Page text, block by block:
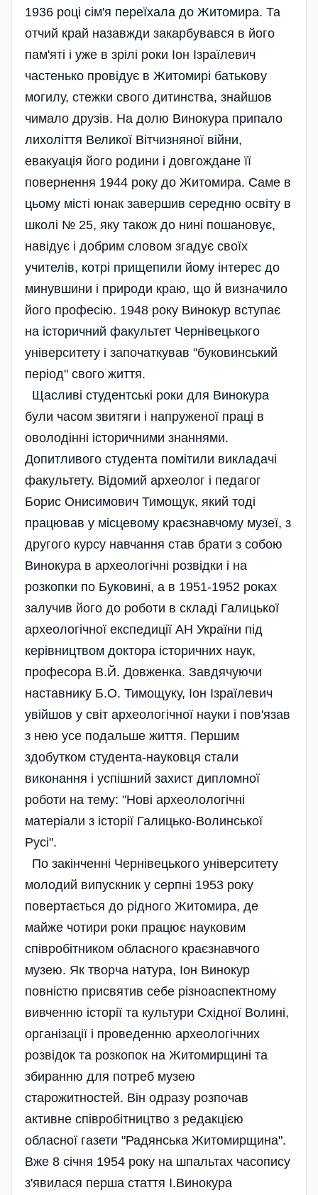
1936 році сім'я переїхала до Житомира. Та
отчий край назавжди закарбувався в його
пам'яті і уже в зрілі роки Іон Ізраїлевич
частенько провідує в Житомирі батькову
могилу, стежки свого дитинства, знайшов
чимало друзів. На долю Винокура припало
лихоліття Великої Вітчизняної війни,
евакуація його родини і довгождане її
повернення 1944 року до Житомира. Саме в
цьому місті юнак завершив середню освіту в
школі № 25, яку також до нині пошановує,
навідує і добрим словом згадує своїх
учителів, котрі прищепили йому інтерес до
минувшини і природи краю, що й визначило
його професію. 1948 року Винокур вступає
на історичний факультет Чернівецького
університету і започаткував "буковинський
період" свого життя.
Щасливі студентські роки для Винокура
були часом звитяги і напруженої праці в
оволодінні історичними знаннями.
Допитливого студента помітили викладачі
факультету. Відомий археолог і педагог
Борис Онисимович Тимощук, який тоді
працював у місцевому краєзнавчому музеї, з
другого курсу навчання став брати з собою
Винокура в археологічні розвідки і на
розкопки по Буковині, а в 1951-1952 роках
залучив його до роботи в складі Галицької
археологічної експедиції АН України під
керівництвом доктора історичних наук,
професора В.Й. Довженка. Завдячуючи
наставнику Б.О. Тимощуку, Іон Ізраїлевич
увійшов у світ археологічної науки і пов'язав
з нею усе подальше життя. Першим
здобутком студента-науковця стали
виконання і успішний захист дипломної
роботи на тему: "Нові археолологічні
матеріали з історії Галицько-Волинської
Русі".
По закінченні Чернівецького університету
молодий випускник у серпні 1953 року
повертається до рідного Житомира, де
майже чотири роки працює науковим
співробітником обласного краєзнавчого
музею. Як творча натура, Іон Винокур
повністю присвятив себе різноаспектному
вивченню історії та культури Східної Волині,
організації і проведенню археологічних
розвідок та розкопок на Житомирщині та
збиранню для потреб музею
старожитностей. Він одразу розпочав
активне співробітництво з редакцією
обласної газети "Радянська Житомирщина".
Вже 8 січня 1954 року на шпальтах часопису
з'явилася перша стаття І.Винокура